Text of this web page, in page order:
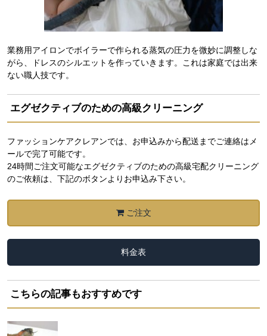
業務用アイロンでボイラーで作られる蒸気の圧力を微妙に調整しな
がら、ドレスのシルエットを作っていきます。これは家庭では出来
ない職人技です。
エグゼクティブのための高級クリーニング
ファッションケアクレアンでは、お申込みから配送までご連絡はメ
ールで完了可能です。
24時間ご注文可能なエグゼクティブのための高級宅配クリーニング
のご依頼は、下記のボタンよりお申込み下さい。
ご注文
料金表
こちらの記事もおすすめです